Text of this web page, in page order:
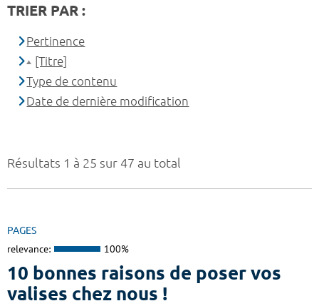
Résultats 1 à 25 sur 47 au total
PAGES
relevance: 100%
10 bonnes raisons de poser vos
valises chez nous !
TRIER PAR :
Pertinence
[Titre]
Type de contenu
Date de dernière modification